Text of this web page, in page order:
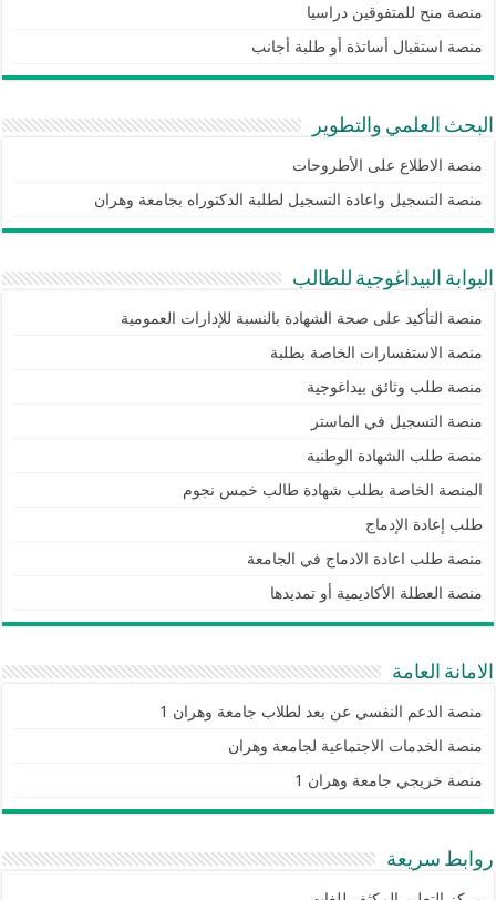
منصة منح للمتفوقين دراسيا
منصة استقبال أساتذة أو طلبة أجانب
البحث العلمي والتطوير
منصة الاطلاع على الأطروحات
منصة التسجيل واعادة التسجيل لطلبة الدكتوراه بجامعة وهران
البوابة البيداغوجية للطالب
منصة التأكيد على صحة الشهادة بالنسبة للإدارات العمومية
منصة الاستفسارات الخاصة بطلبة
منصة طلب وثائق بيداغوجية
منصة التسجيل في الماستر
منصة طلب الشهادة الوطنية
المنصة الخاصة بطلب شهادة طالب خمس نجوم
طلب إعادة الإدماج
منصة طلب اعادة الادماج في الجامعة
منصة العطلة الأكاديمية أو تمديدها
الامانة العامة
منصة الدعم النفسي عن بعد لطلاب جامعة وهران 1
منصة الخدمات الاجتماعية لجامعة وهران
منصة خريجي جامعة وهران 1
روابط سريعة